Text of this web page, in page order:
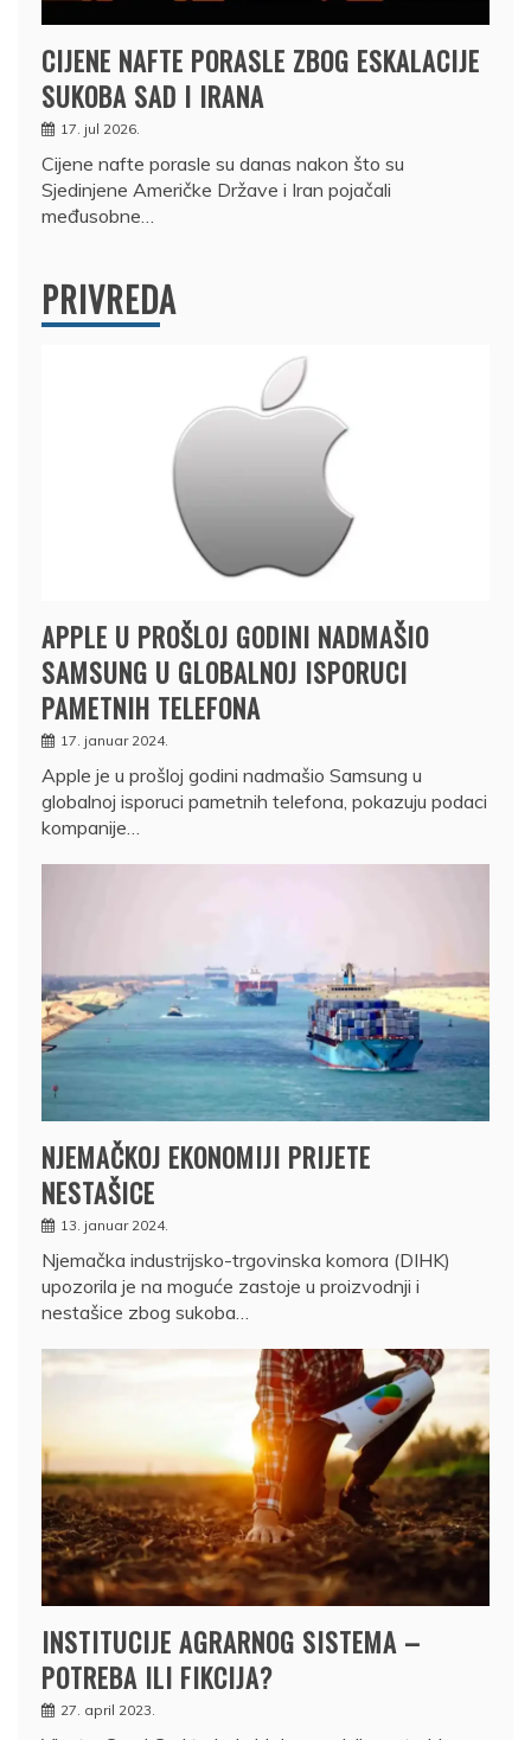
CIJENE NAFTE PORASLE ZBOG ESKALACIJE
SUKOBA SAD I IRANA
17. jul 2026.
Cijene nafte porasle su danas nakon što su
Sjedinjene Američke Države i Iran pojačali
međusobne…
PRIVREDA
APPLE U PROŠLOJ GODINI NADMAŠIO
SAMSUNG U GLOBALNOJ ISPORUCI
PAMETNIH TELEFONA
17. januar 2024.
Apple je u prošloj godini nadmašio Samsung u
globalnoj isporuci pametnih telefona, pokazuju podaci
kompanije…
NJEMAČKOJ EKONOMIJI PRIJETE
NESTAŠICE
13. januar 2024.
Njemačka industrijsko-trgovinska komora (DIHK)
upozorila je na moguće zastoje u proizvodnji i
nestašice zbog sukoba…
INSTITUCIJE AGRARNOG SISTEMA –
POTREBA ILI FIKCIJA?
27. april 2023.